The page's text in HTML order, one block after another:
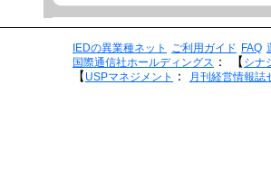
IEDの異業種ネット ご利用ガイド FAQ
国際通信社ホールディングス ： 【 シナ
【 USPマネジメント ： 月刊経営情報誌